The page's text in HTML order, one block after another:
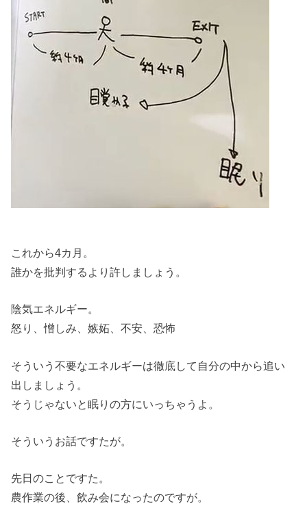
これから4カ月。
誰かを批判するより許しましょう。
陰気エネルギー。
怒り、憎しみ、嫉妬、不安、恐怖
そういう不要なエネルギーは徹底して自分の中から追い
出しましょう。
そうじゃないと眠りの方にいっちゃうよ。
そういうお話ですたが。
先日のことですた。
農作業の後、飲み会になったのですが。